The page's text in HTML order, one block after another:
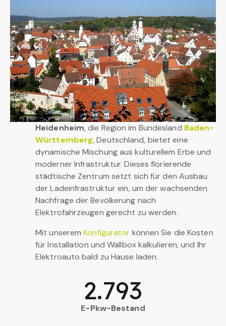
Heidenheim, die Region im Bundesland Baden-
Württemberg, Deutschland, bietet eine
dynamische Mischung aus kulturellem Erbe und
moderner Infrastruktur. Dieses florierende
städtische Zentrum setzt sich für den Ausbau
der Ladeinfrastruktur ein, um der wachsenden
Nachfrage der Bevölkerung nach
Elektrofahrzeugen gerecht zu werden.
Mit unseremKonfigurator können Sie die Kosten
für Installation und Wallbox kalkulieren, und Ihr
Elektroauto bald zu Hause laden.
E-Pkw-Bestand
2.793